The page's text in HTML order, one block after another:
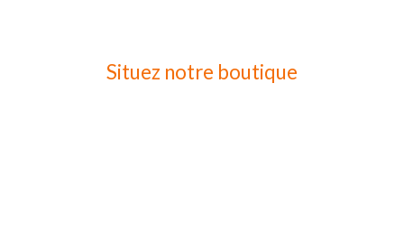
Situez notre boutique